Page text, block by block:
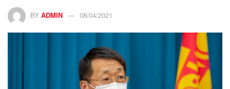
BY ADMIN 08/04/2021